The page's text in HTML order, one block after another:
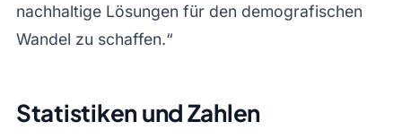
nachhaltige Lösungen für den demografischen
Wandel zu schaffen.“
Statistiken und Zahlen